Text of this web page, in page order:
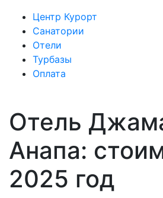
Центр Курорт
Санатории
Отели
Турбазы
Оплата
Отель
Анапа:
2025 год